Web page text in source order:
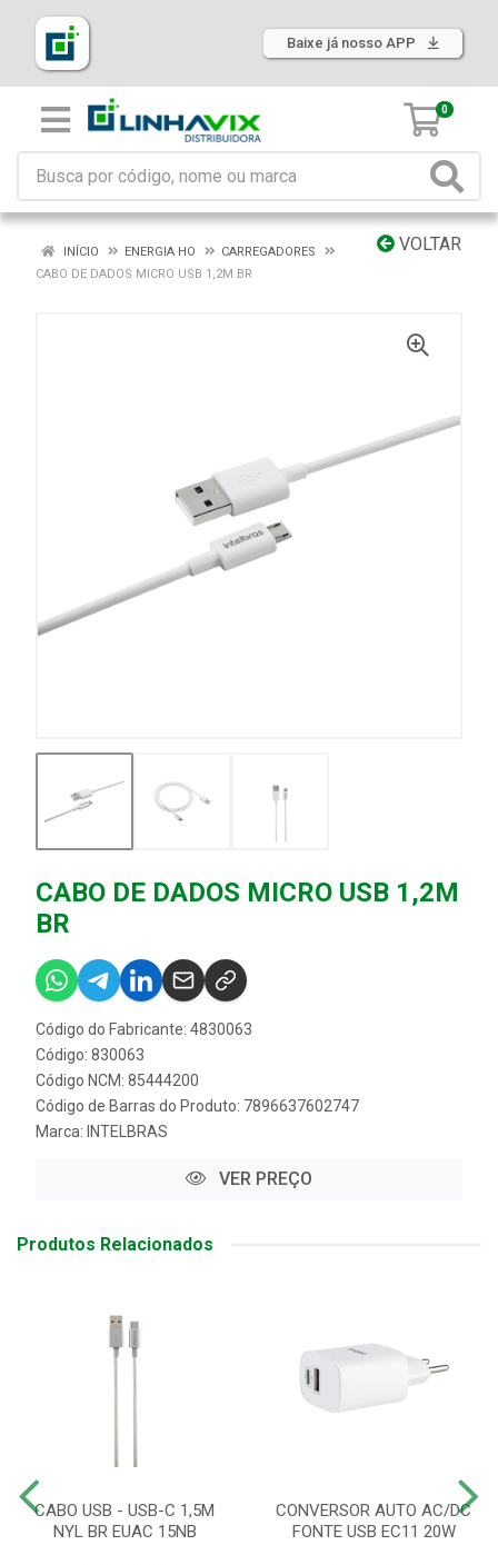
Baixe já nosso APP
0
VOLTAR
INÍCIO ENERGIA HO
CARREGADORES
CABO DE DADOS MICRO USB 1,2M BR
CABO DE DADOS MICRO USB 1,2M
BR
Código do Fabricante: 4830063
Código: 830063
Código NCM: 85444200
Código de Barras do Produto: 7896637602747
Marca: INTELBRAS
VER PREÇO
Produtos Relacionados
CABO USB - USB-C 1,5M
NYL BR EUAC 15NB
CONVERSOR AUTO AC/DC
FONTE USB EC11 20W